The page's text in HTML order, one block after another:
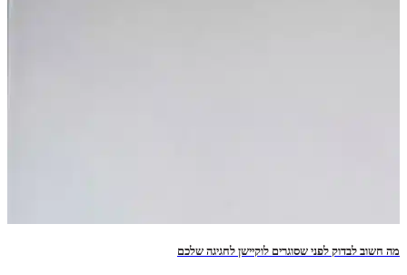
מה חשוב לבדוק לפני שסוגרים לוקיישן לחגיגה שלכם